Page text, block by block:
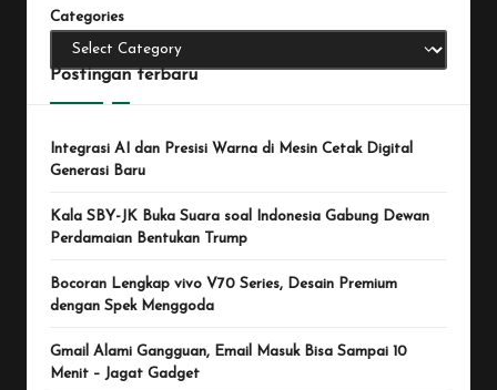
Categories
Postingan terbaru
Integrasi AI dan Presisi Warna di Mesin Cetak Digital
Generasi Baru
Kala SBY-JK Buka Suara soal Indonesia Gabung Dewan
Perdamaian Bentukan Trump
Bocoran Lengkap vivo V70 Series, Desain Premium
dengan Spek Menggoda
Gmail Alami Gangguan, Email Masuk Bisa Sampai 10
Menit – Jagat Gadget